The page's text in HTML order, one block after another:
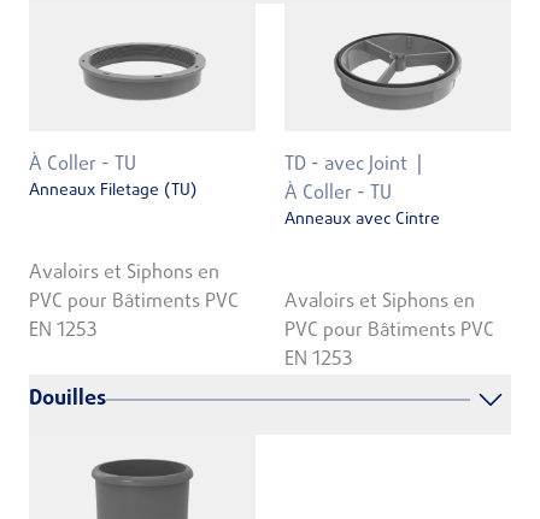
À Coller - TU
Anneaux Filetage (TU)
Avaloirs et Siphons en
PVC pour Bâtiments PVC
EN 1253
TD - avec Joint
À Coller - TU
Anneaux avec Cintre
Avaloirs et Siphons en
PVC pour Bâtiments PVC
EN 1253
Douilles